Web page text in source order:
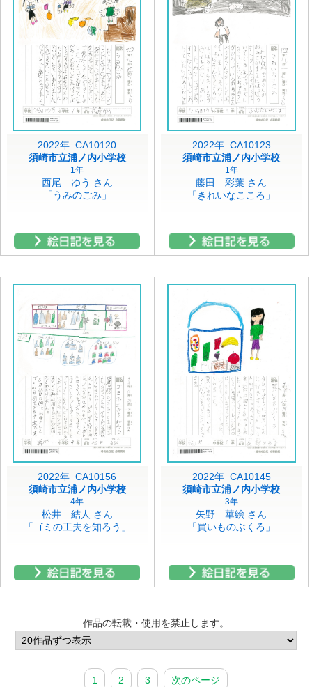
2022年 CA10120
須崎市立浦ノ内小学校
1年
西尾 ゆう さん
「うみのごみ」
2022年 CA10123
須崎市立浦ノ内小学校
1年
藤田 彩葉 さん
「きれいなこころ」
2022年 CA10156
須崎市立浦ノ内小学校
4年
松井 結人 さん
「ゴミの工夫を知ろう」
2022年 CA10145
須崎市立浦ノ内小学校
3年
矢野 華絵 さん
「買いものぶくろ」
作品の転載・使用を禁止します。
1 2 3 次のページ